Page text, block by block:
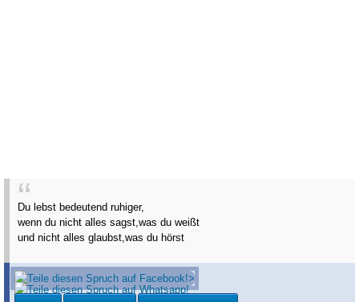
Du lebst bedeutend ruhiger,
wenn du nicht alles sagst,was du weißt
und nicht alles glaubst,was du hörst